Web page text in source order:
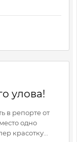
улова!
в репорте от
одно
красотку...